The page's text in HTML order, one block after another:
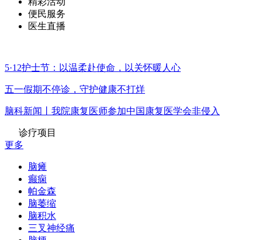
便民服务
医生直播
5·12护士节：以温柔赴使命，以关怀暖人心
五一假期不停诊，守护健康不打烊
脑科新闻丨我院康复医师参加中国康复医学会非侵入
诊疗项目
更多
脑瘫
癫痫
帕金森
脑萎缩
脑积水
三叉神经痛